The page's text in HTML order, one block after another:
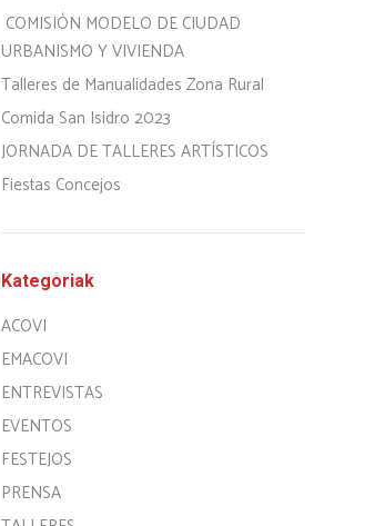
COMISIÓN MODELO DE CIUDAD
URBANISMO Y VIVIENDA
Talleres de Manualidades Zona Rural
Comida San Isidro 2023
JORNADA DE TALLERES ARTÍSTICOS
Fiestas Concejos
Kategoriak
ACOVI
EMACOVI
ENTREVISTAS
EVENTOS
FESTEJOS
PRENSA